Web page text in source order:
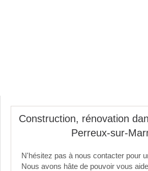
Construction, rénovation
Perreux-sur-
N'hésitez pas à nous contacter pour
Nous avons hâte de pouvoir vous